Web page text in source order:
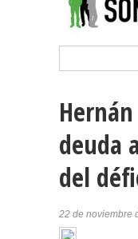
deuda
del
22 de noviembre